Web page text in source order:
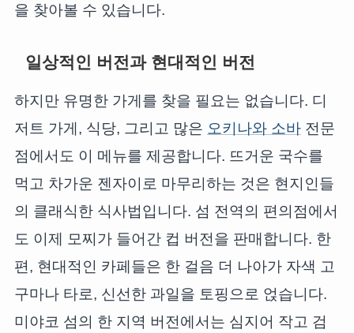
을 찾아볼 수 있습니다.
일상적인 버전과 현대적인 버전
하지만 유명한 가게를 찾을 필요는 없습니다. 디
저트 가게, 식당, 그리고 많은 오키나와 소바전문
점에서도 이 메뉴를 제공합니다. 뜨거운 국수를
먹고 차가운 젠자이로 마무리하는 것은 현지인들
의 클래식한 식사법입니다. 섬 전역의 편의점에서
도 이제 모찌가 들어간 컵 버전을 판매합니다. 한
편, 현대적인 카페들은 한 걸음 더 나아가 자색 고
구마나 타로, 신선한 과일을 토핑으로 얹습니다.
미야코 섬의 한 지역 버전에서는 심지어 작고 검